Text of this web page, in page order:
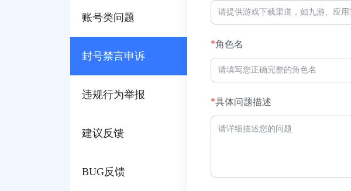
账号类问题
封号禁言申诉
违规行为举报
建议反馈
BUG反馈
*角色名
*具体问题描述